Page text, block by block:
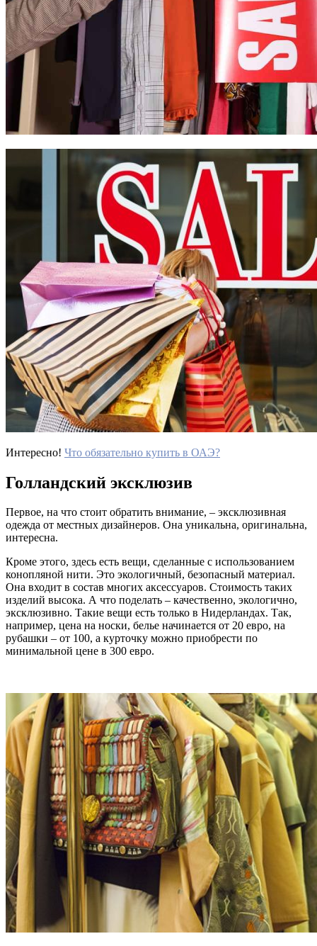
Интересно! Что обязательно купить в ОАЭ?
Голландский эксклюзив
Первое, на что стоит обратить внимание, – эксклюзивная
одежда от местных дизайнеров. Она уникальна, оригинальна,
интересна.
Кроме этого, здесь есть вещи, сделанные с использованием
конопляной нити. Это экологичный, безопасный материал.
Она входит в состав многих аксессуаров. Стоимость таких
изделий высока. А что поделать – качественно, экологично,
эксклюзивно. Такие вещи есть только в Нидерландах. Так,
например, цена на носки, белье начинается от 20 евро, на
рубашки – от 100, а курточку можно приобрести по
минимальной цене в 300 евро.